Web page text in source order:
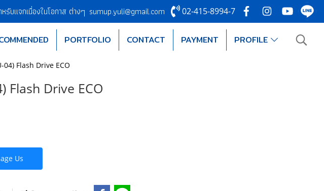
บแจกเนื่องในโอกาส ต่างๆ sumup.yuli@gmail.com 02-415-8994-7
PORTFOLIO CONTACT PAYMENT PROFILE
04) Flash Drive ECO
Flash Drive ECO
Us